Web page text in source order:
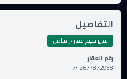
التفاصيل
تقرير تقييم عقاري شامل
رقم العقار:
742677872988